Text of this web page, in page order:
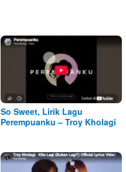
So Sweet, Lirik Lagu
Perempuanku – Troy Kholagi